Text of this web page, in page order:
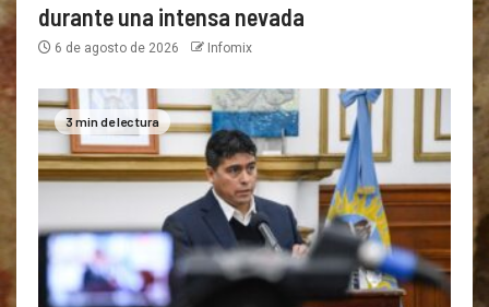
durante una intensa nevada
6 de agosto de 2026 Infomix
3 min de lectura